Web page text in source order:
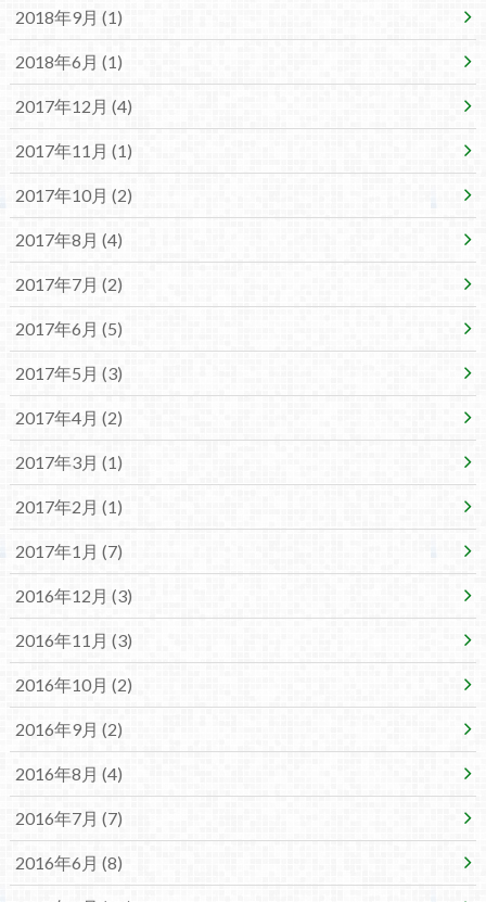
2018年9月 (1)
2018年6月 (1)
2017年12月 (4)
2017年11月 (1)
2017年10月 (2)
2017年8月 (4)
2017年7月 (2)
2017年6月 (5)
2017年5月 (3)
2017年4月 (2)
2017年3月 (1)
2017年2月 (1)
2017年1月 (7)
2016年12月 (3)
2016年11月 (3)
2016年10月 (2)
2016年9月 (2)
2016年8月 (4)
2016年7月 (7)
2016年6月 (8)